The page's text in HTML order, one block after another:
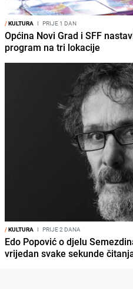
/KULTURA I PRIJE 1 DAN
Općina Novi Grad i SFF
program na tri lokacije
/KULTURA I PRIJE 2 DANA
Edo Popović o djelu
vrijedan svake sekunde